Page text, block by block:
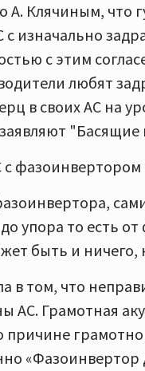
А. Клячиным, что
с изначально
с этим
любят
в своих АС на
"Басящие
с фазоинвертором
упора то есть
быть и ничего,
в том, что
АС. Грамотная
причине
«Фазоинвертор